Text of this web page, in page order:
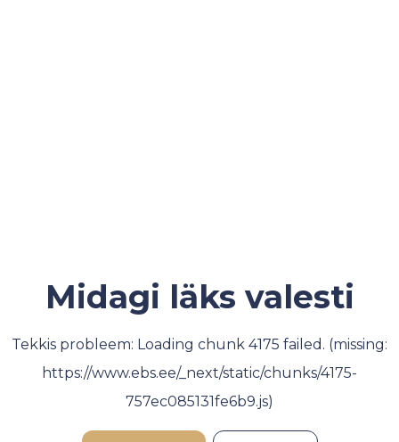
Midagi läks valesti
Tekkis probleem: Loading chunk 4175 failed. (missing:
https://www.ebs.ee/_next/static/chunks/4175-
757ec085131fe6b9.js)